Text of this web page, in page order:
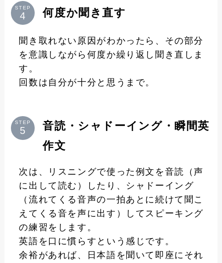
STEP 何度か聞き直す
聞き取れない原因がわかったら、その部分
を意識しながら何度か繰り返し聞き直しま
す。
回数は自分が十分と思うまで。
STEP
音読・シャドーイング・瞬間英
作文
次は、リスニングで使った例文を音読（声
に出して読む）したり、シャドーイング
（流れてくる音声の一拍あとに続けて聞こ
えてくる音を声に出す）してスピーキング
の練習をします。
英語を口に慣らすという感じです。
余裕があれば、日本語を聞いて即座にそれ